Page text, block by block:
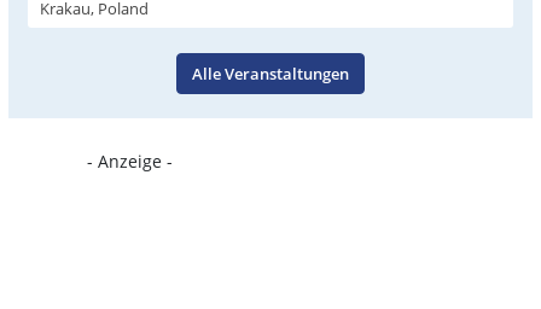
Krakau, Poland
Alle Veranstaltungen
- Anzeige -